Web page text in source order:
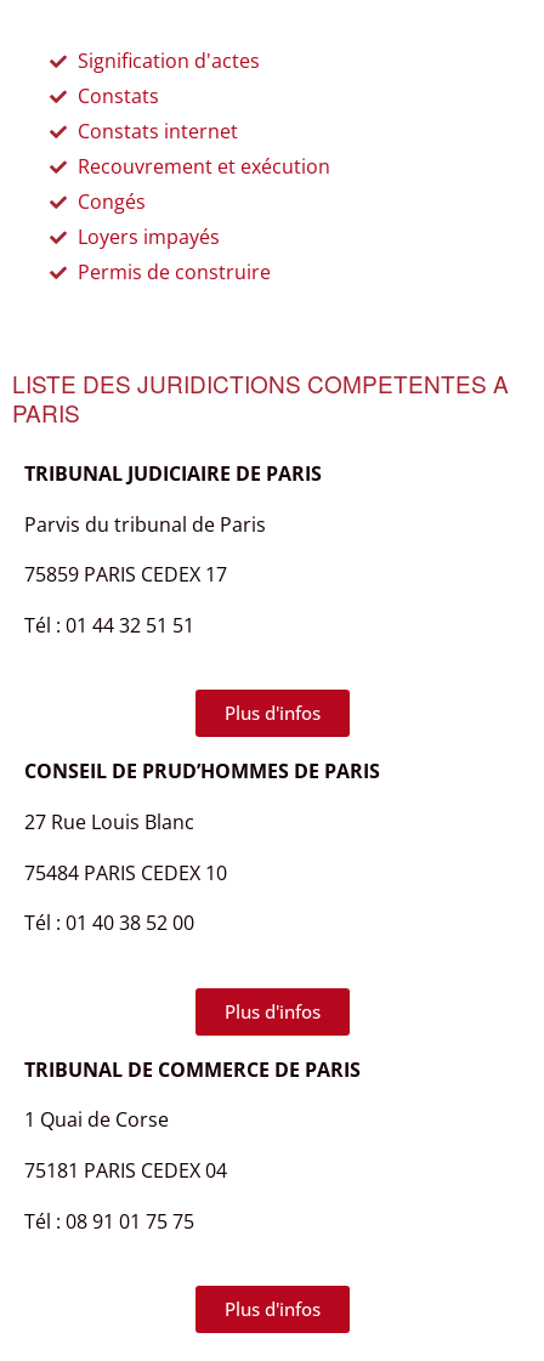
Signification d'actes
Constats
Constats internet
Recouvrement et exécution
Congés
Loyers impayés
Permis de construire
LISTE DES JURIDICTIONS COMPETENTES A
PARIS
TRIBUNAL JUDICIAIRE DE PARIS
Parvis du tribunal de Paris
75859 PARIS CEDEX 17
Tél : 01 44 32 51 51
Plus d'infos
CONSEIL DE PRUD’HOMMES DE PARIS
27 Rue Louis Blanc
75484 PARIS CEDEX 10
Tél : 01 40 38 52 00
Plus d'infos
TRIBUNAL DE COMMERCE DE PARIS
1 Quai de Corse
75181 PARIS CEDEX 04
Tél : 08 91 01 75 75
Plus d'infos